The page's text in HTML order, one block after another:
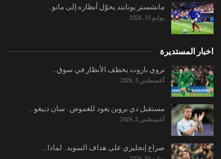
مانشستر يونايتد يحوّل أنظاره إلى مانو…
يوليو 15, 2026
اخبار المستديرة
تروي باروت يخطف الأنظار في سوق…
أغسطس 5, 2026
مستقبل دي بروين يعود للغموض.. سان دييغو…
أغسطس 5, 2026
صراع إنجليزي على هداف السويد.. لماذا…